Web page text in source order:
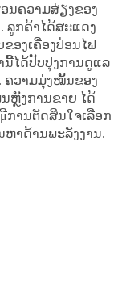
ນຄວາມສ່ຽງຂອງ
ລູກຄ້າໄດ້ສະແດງ
ອງເຄື່ອງປ່ອນໄຟ
ນີ້ໄດ້ປັບປຸງການດູແລ
ຄວາມມຸ່ງໝັ້ນຂອງ
ຫຼັງການຂາຍ ໄດ້
ການຕັດສິນໃຈເລືອກ
ຫາດ້ານພະລັງງານ.